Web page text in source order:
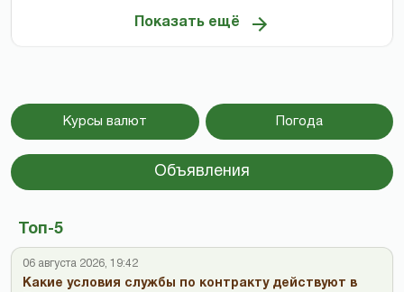
Показать ещё
Курсы валют Погода
Объявления
Топ-5
06 августа 2026, 19:42
Какие условия службы по контракту действуют в